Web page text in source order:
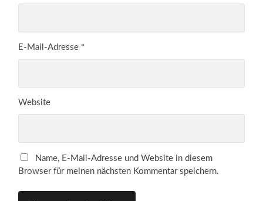
E-Mail-Adresse *
Website
Name, E-Mail-Adresse und Website in diesem
Browser für meinen nächsten Kommentar speichern.